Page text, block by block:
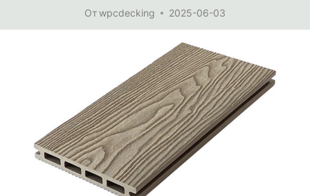
Отwpcdecking 2025-06-03